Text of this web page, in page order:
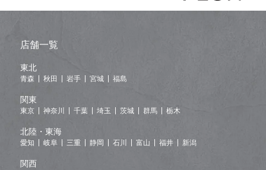
店舗一覧
東北
青森 秋田 岩手 宮城 福島
関東
東京 神奈川 千葉 埼玉 茨城 群馬 栃木
北陸・東海
愛知 岐阜 三重 静岡 石川 富山 福井 新潟
関西